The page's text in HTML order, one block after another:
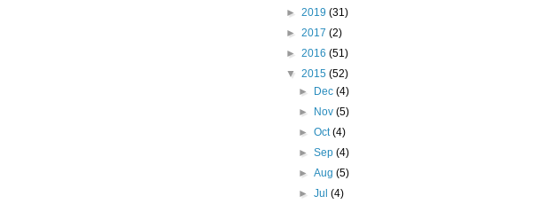
► 2019 (31)
► 2017 (2)
► 2016 (51)
▼ 2015 (52)
►
Dec(4)
►
Nov(5)
►Oct(4)
►Sep(4)
►Aug(5)
►Jul(4)